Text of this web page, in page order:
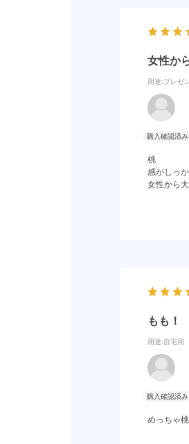
女性か
用途:プレゼ
桃
感がしっ
女性から
もも！
用途:自宅用
めっちゃ